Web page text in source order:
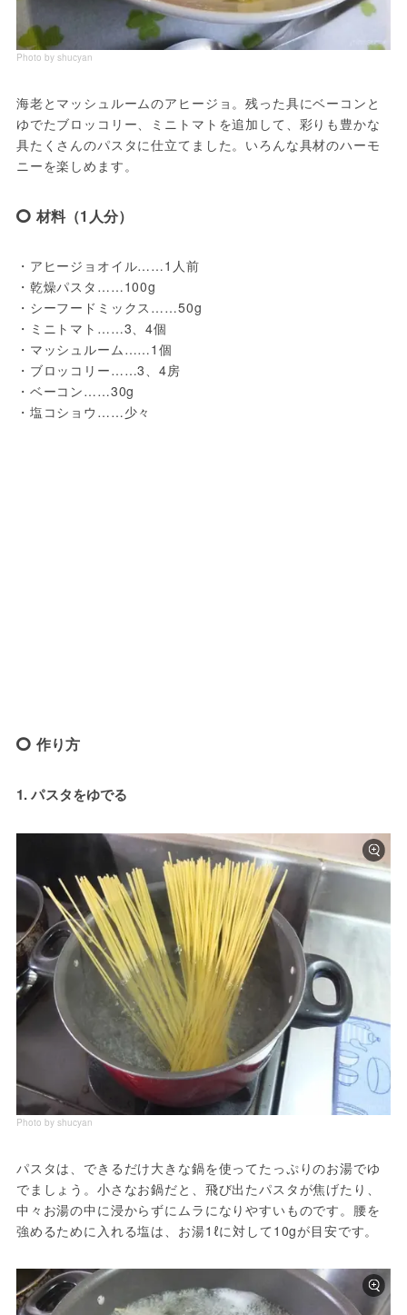
Photo by shucyan
海老とマッシュルームのアヒージョ。残った具にベーコンと
ゆでたブロッコリー、ミニトマトを追加して、彩りも豊かな
具たくさんのパスタに仕立てました。いろんな具材のハーモ
材料（1人分）
・アヒージョオイル……1人前
・乾燥パスタ……100g
・シーフードミックス……50g
・ミニトマト……3、4個
・マッシュルーム……1個
・ブロッコリー……3、4房
・ベーコン……30g
・塩コショウ……少々
作り方
1. パスタをゆでる
Photo by shucyan
パスタは、できるだけ大きな鍋を使ってたっぷりのお湯でゆ
でましょう。小さなお鍋だと、飛び出たパスタが焦げたり、
中々お湯の中に浸からずにムラになりやすいものです。腰を
強めるために入れる塩は、お湯1ℓに対して10gが目安です。